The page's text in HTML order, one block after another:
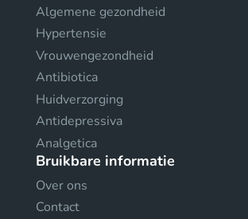
Algemene gezondheid
Hypertensie
Vrouwengezondheid
Antibiotica
Huidverzorging
Antidepressiva
Analgetica
Bruikbare informatie
Over ons
Contact